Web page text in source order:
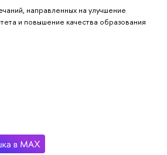
направленных на улучшение
и повышение качества образования